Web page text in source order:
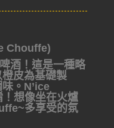
Chouffe)
酒！這是一種略
皮為基礎製
。N’ice
想像坐在火爐
多享受的氛